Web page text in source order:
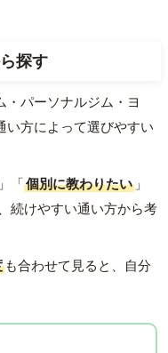
探す
パーソナルジム・ヨ
い方によって選びやすい
」「個別に教わりたい 」
続けやすい通い方から考
も合わせて見ると、自分